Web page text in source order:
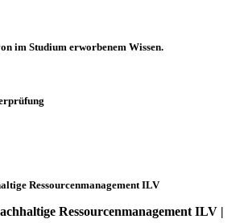
im Studium erworbenem Wissen.
Ressourcenmanagement ILV
Ressourcenmanagement ILV |